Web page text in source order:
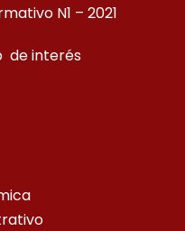
N1 – 2021
de interés